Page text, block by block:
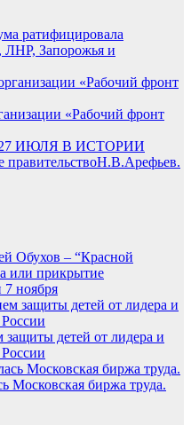
ратифицировала
ЛНР, Запорожья и
«Рабочий фронт
ИЮЛЯ В ИСТОРИИ
Н.В.Арефьев.
Обухов – “Красной
или прикрытие
7 ноября
детей от лидера и
Московская биржа труда.